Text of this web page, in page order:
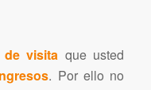
de visita que usted
. Por ello no